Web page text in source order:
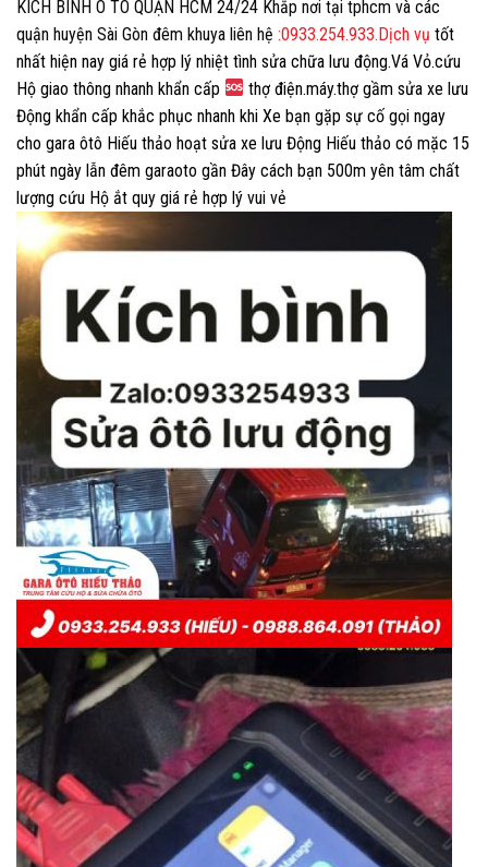
KÍCH BÌNH Ô TÔ QUẬN HCM 24/24 Khắp nơi tại tphcm và các
quận huyện Sài Gòn đêm khuya liên hệ :0933.254.933.Dịch vụ tốt
nhất hiện nay giá rẻ hợp lý nhiệt tình sửa chữa lưu động.Vá Vỏ.cứu
Hộ giao thông nhanh khẩn cấp
thợ điện.máy.thợ gầm sửa xe lưu
Động khẩn cấp khắc phục nhanh khi Xe bạn gặp sự cố gọi ngay
cho gara ôtô Hiếu thảo hoạt sửa xe lưu Động Hiếu thảo có mặc 15
phút ngày lẫn đêm garaoto gần Đây cách bạn 500m yên tâm chất
lượng cứu Hộ ắt quy giá rẻ hợp lý vui vẻ